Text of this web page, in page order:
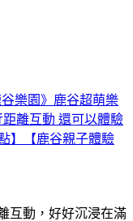
樂園》鹿谷超萌樂
離互動 還可以體驗
】【鹿谷親子體驗
互動，好好沉浸在滿